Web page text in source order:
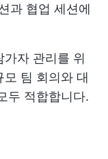
과 협업 세션에
자 관리를 위
팀 회의와 대
두 적합합니다.